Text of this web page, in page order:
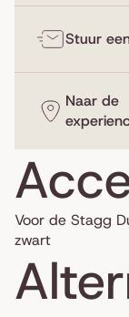
Stuur
Naar de
Voor de Stagg
zwart